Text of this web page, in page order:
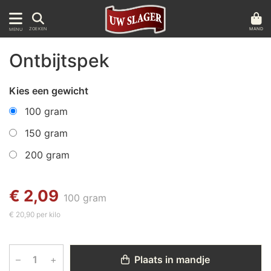
MENU ZOEKEN MAND
Ontbijtspek
Kies een gewicht
100 gram
150 gram
200 gram
€ 2,09 100 gram
€ 20,90 per kilo
– + Plaats in mandje